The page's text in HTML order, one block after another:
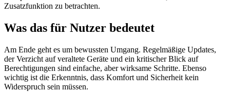
Zusatzfunktion zu betrachten.
Was das für Nutzer bedeutet
Am Ende geht es um bewussten Umgang. Regelmäßige Updates,
der Verzicht auf veraltete Geräte und ein kritischer Blick auf
Berechtigungen sind einfache, aber wirksame Schritte. Ebenso
wichtig ist die Erkenntnis, dass Komfort und Sicherheit kein
Widerspruch sein müssen.